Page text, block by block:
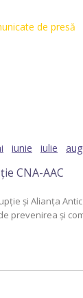
de presă
iunie iulie
CNA-AAC
şi Alianţa
prevenirea şi